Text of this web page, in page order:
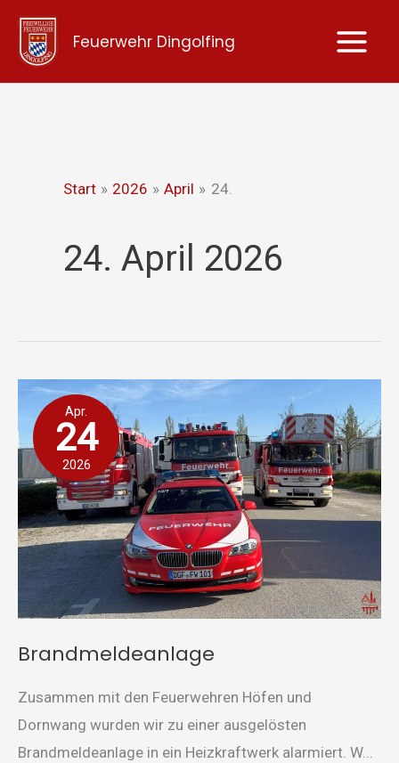
Zum
Inhalt
springen
Feuerwehr Dingolfing
Start 2026 April 24.
24. April 2026
Apr.
24
2026
Brandmeldeanlage
Zusammen mit den Feuerwehren Höfen und
Dornwang wurden wir zu einer ausgelösten
Brandmeldeanlage in ein Heizkraftwerk alarmiert. W...
Brandmeldeanlage